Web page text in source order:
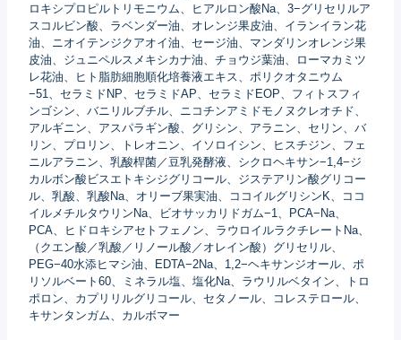
ロキシプロピルトリモニウム、ヒアルロン酸Na、3−グリセリルア
スコルビン酸、ラベンダー油、オレンジ果皮油、イランイラン花
油、ニオイテンジクアオイ油、セージ油、マンダリンオレンジ果
皮油、ジュニペルスメキシカナ油、チョウジ葉油、ローマカミツ
レ花油、ヒト脂肪細胞順化培養液エキス、ポリクオタニウム
−51、セラミドNP、セラミドAP、セラミドEOP、フィトスフィ
ンゴシン、バニリルブチル、ニコチンアミドモノヌクレオチド、
アルギニン、アスパラギン酸、グリシン、アラニン、セリン、バ
リン、プロリン、トレオニン、イソロイシン、ヒスチジン、フェ
ニルアラニン、乳酸桿菌／豆乳発酵液、シクロヘキサン−1,4−ジ
カルボン酸ビスエトキシジグリコール、ジステアリン酸グリコー
ル、乳酸、乳酸Na、オリーブ果実油、ココイルグリシンK、ココ
イルメチルタウリンNa、ビオサッカリドガム−1、PCA−Na、
PCA、ヒドロキシアセトフェノン、ラウロイルラクチレートNa、
（クエン酸／乳酸／リノール酸／オレイン酸）グリセリル、
PEG−40水添ヒマシ油、EDTA−2Na、1,2−ヘキサンジオール、ポ
リソルベート60、ミネラル塩、塩化Na、ラウリルベタイン、トロ
ポロン、カプリリルグリコール、セタノール、コレステロール、
キサンタンガム、カルボマー